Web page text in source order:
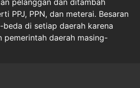
pelanggan dan ditambah
PPJ, PPN, dan meterai. Besaran
beda di setiap daerah karena
pemerintah daerah masing-